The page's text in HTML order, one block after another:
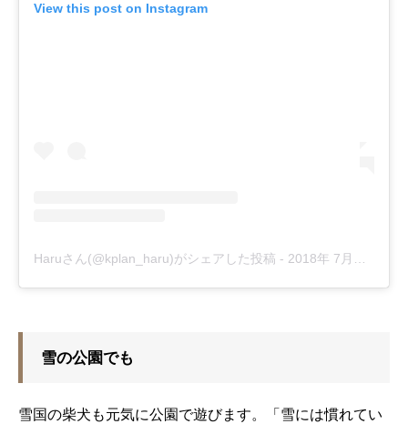
View this post on Instagram
Haruさん(@kplan_haru)がシェアした投稿 - 2018年 7月月26日午後11時48分PDT
雪の公園でも
雪国の柴犬も元気に公園で遊びます。「雪には慣れてい